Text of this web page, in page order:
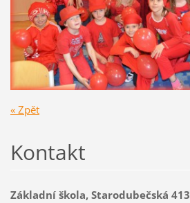
« Zpět
Kontakt
Základní škola, Starodubečská 413